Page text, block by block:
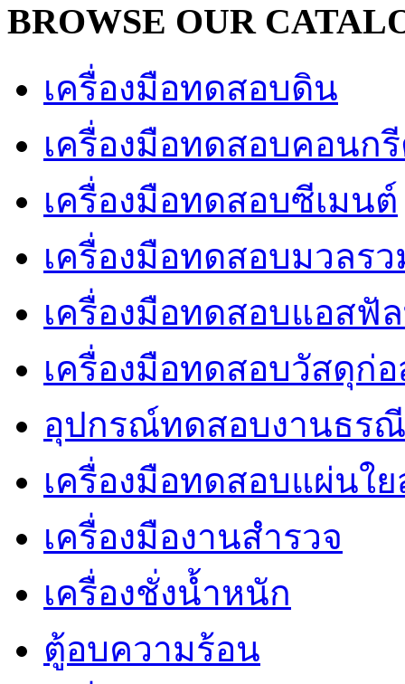
BROWSE OUR
เครื่องมือทดสอบดิน
เครื่องมือทดสอบคอนก
เครื่องมือทดสอบซีเมนต์
เครื่องมือทดสอบมวลร
เครื่องมือทดสอบแอสฟั
เครื่องมือทดสอบวัสดุก่อ
อุปกรณ์ทดสอบงานธรณี
เครื่องมือทดสอบแผ่นใย
เครื่องมืองานสำรวจ
เครื่องชั่งน้ำหนัก
ตู้อบความร้อน